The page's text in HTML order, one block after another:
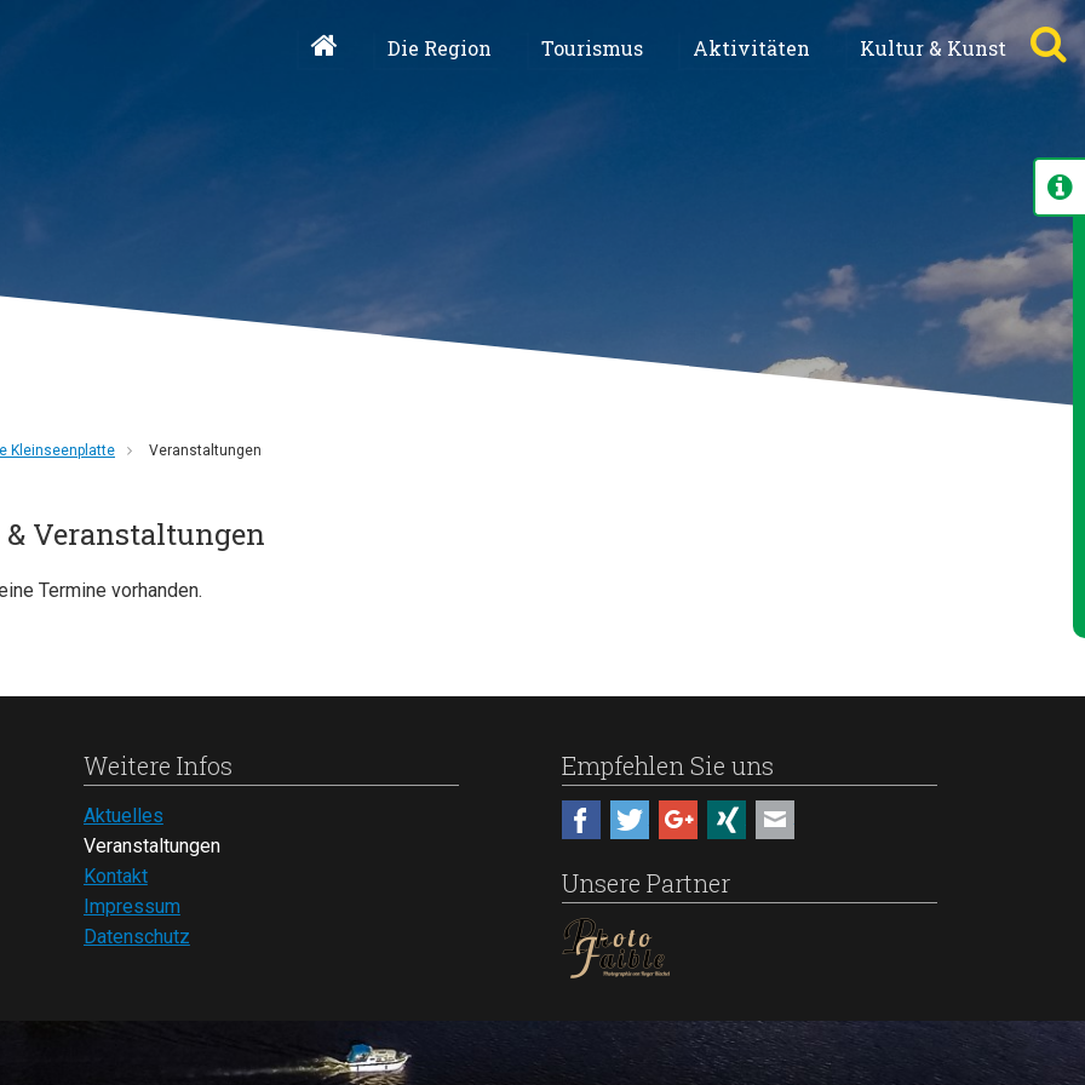
Die Region Tourismus Aktivitäten Kultur & Kunst
Kleinseenplatte Veranstaltungen
Veranstaltungen
Termine vorhanden.
Weitere Infos
Navigation
überspringen
Aktuelles
Veranstaltungen
Kontakt
Impressum
Datenschutz
Empfehlen Sie uns
Facebook
Twitter Google+Xing
Unsere Partner